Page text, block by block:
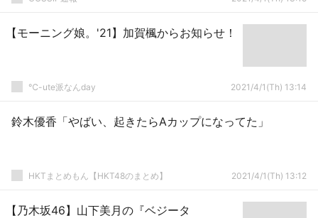
【モーニング娘。'21】加賀楓からお知らせ！
℃-ute派なんday 2021/4/1(Th) 13:14
鈴木優香「やばい、起きたらAカップになってた」
HKTまとめもん【HKT48のまとめ】 2021/4/1(Th) 13:12
【乃木坂46】山下美月の『ベジータ